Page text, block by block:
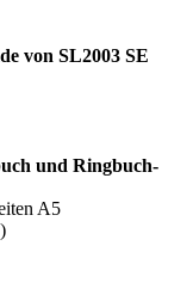
von SL2003 SE
und Ringbuch-
A5